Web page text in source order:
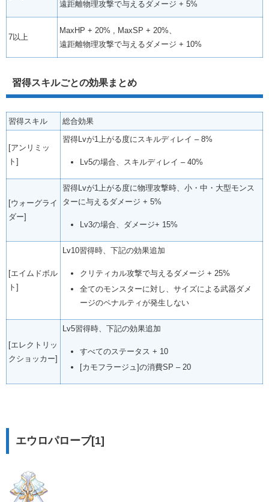
遠距離物理攻撃で与えるダメージ + 5%
7以上
MaxHP + 20% , MaxSP + 20%、
遠距離物理攻撃で与えるダメージ + 10%
習得スキルごとの効果まとめ
習得スキル 総合効果
[アンリミッ
ト]
習得Lvが1上がる度にスキルディレイ – 8%
Lv5の場合、スキルディレイ – 40%
[ウォーグライ
ダー]
習得Lvが1上がる度に物理攻撃時、小・中・大型モンス
ターに与えるダメージ + 5%
Lv3の場合、ダメージ+ 15%
[エイムドボル
ト]
Lv10習得時、下記の効果追加
クリティカル攻撃で与えるダメージ + 25%
全てのモンスターに対し、サイズによる武器ダメ
ージのペナルティが発生しない
[エレクトリッ
クショッカー]
Lv5習得時、下記の効果追加
すべてのステータス + 10
[カモフラージュ]の消費SP – 20
エウロパローブ[1]